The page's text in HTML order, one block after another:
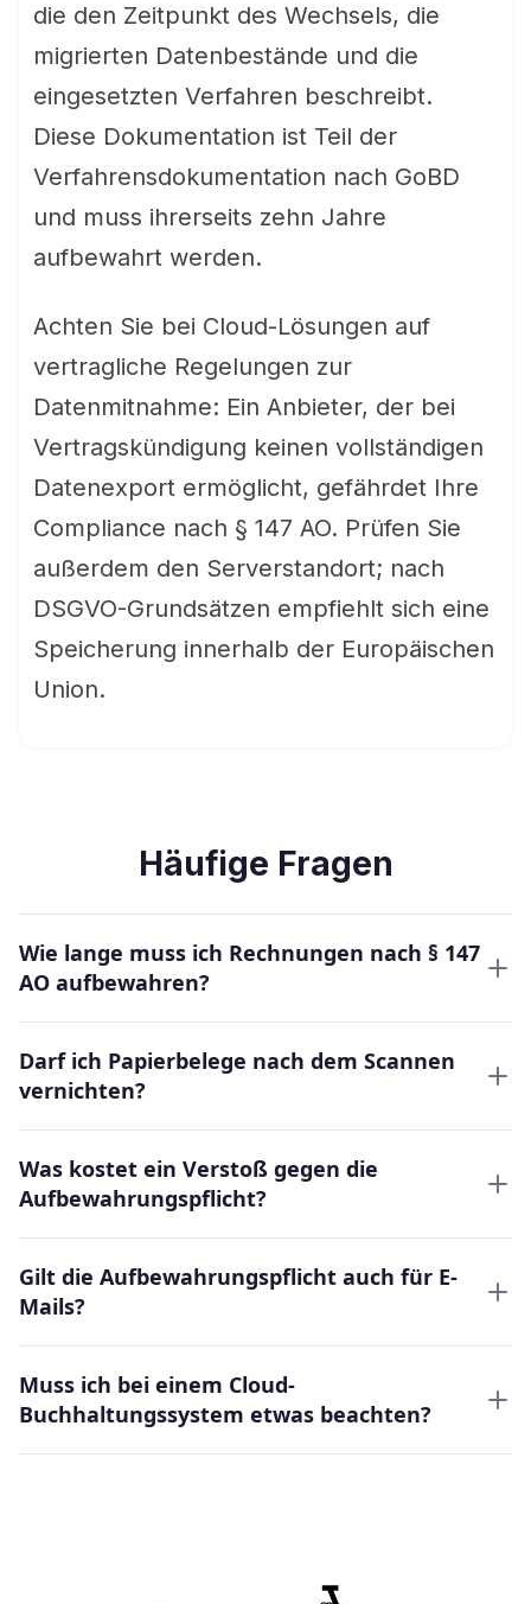
die den Zeitpunkt des Wechsels, die
migrierten Datenbestände und die
eingesetzten Verfahren beschreibt.
Diese Dokumentation ist Teil der
Verfahrensdokumentation nach GoBD
und muss ihrerseits zehn Jahre
aufbewahrt werden.
Achten Sie bei Cloud-Lösungen auf
vertragliche Regelungen zur
Datenmitnahme: Ein Anbieter, der bei
Vertragskündigung keinen vollständigen
Datenexport ermöglicht, gefährdet Ihre
Compliance nach § 147 AO. Prüfen Sie
außerdem den Serverstandort; nach
DSGVO-Grundsätzen empfiehlt sich eine
Speicherung innerhalb der Europäischen
Union.
Häufige Fragen
Wie lange muss ich Rechnungen nach § 147
AO aufbewahren?
Darf ich Papierbelege nach dem Scannen
vernichten?
Was kostet ein Verstoß gegen die
Aufbewahrungspflicht?
Gilt die Aufbewahrungspflicht auch für E-
Mails?
Muss ich bei einem Cloud-
Buchhaltungssystem etwas beachten?